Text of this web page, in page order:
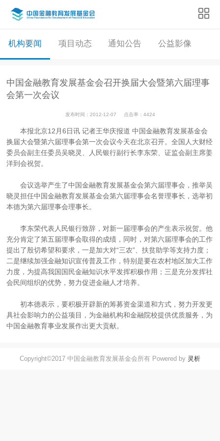
机构要闻 项目动态 通知公告 公益影像
中国金融教育发展基金会召开换届大会暨第六届理事
会第一次会议
发布时间：2012-12-07 点击率：4424
本报北京12月6日讯 记者王华庆报道 中国金融教育发展基金会
换届大会暨第六届理事会第一次会议今天在北京召开。全国人大财经
委员会副主任委员吴晓灵、人民银行副行长李东荣、证监会副主席姜
洋到会祝贺。
会议选举产生了中国金融教育发展基金会第六届理事会，推举吴
晓灵担任中国金融教育发展基金会第六届理事会名誉理事长，选举初
本德为第六届理事会理事长。
李东荣代表人民银行致辞，对新一届理事会的产生表示祝贺。他
充分肯定了第五届理事会取得的成绩，同时，对第六届理事会的工作
提出了殷切希望和要求，一是加大对“三农”、扶贫助学等支持力度；
二是继续加强金融知识宣传普及工作，特别是要在农村地区加大工作
力度，为提高我国国民金融知识水平发挥积极作用；三是充分发挥社
会民间组织的优势，努力促进金融人才培养。
初本德表示，要积极开辟新的筹募资金渠道和方式，努力开发更
具社会影响力的公益项目，为金融机构和金融院校提供优质服务，为
中国金融教育事业发展作出更大贡献。
Copyright©2017 中国金融教育发展基金会所有 Powered by 灵析